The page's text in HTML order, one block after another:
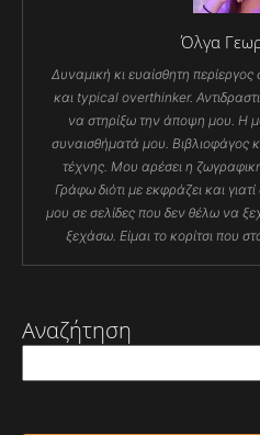
Όλγα
Δυναμική κι ευαίσθητη
και typical overthinker.
να στηρίξω την άποψη μου. Η
συναισθήματά μου. Βιβλιοφάγος
τέχνης. Μου αρέσει η
Γράφω διότι με εκφράζει και
μου σε σελίδες που δεν θέλω να
ξεχάσω. Είμαι το κορίτσι που
Αναζήτηση